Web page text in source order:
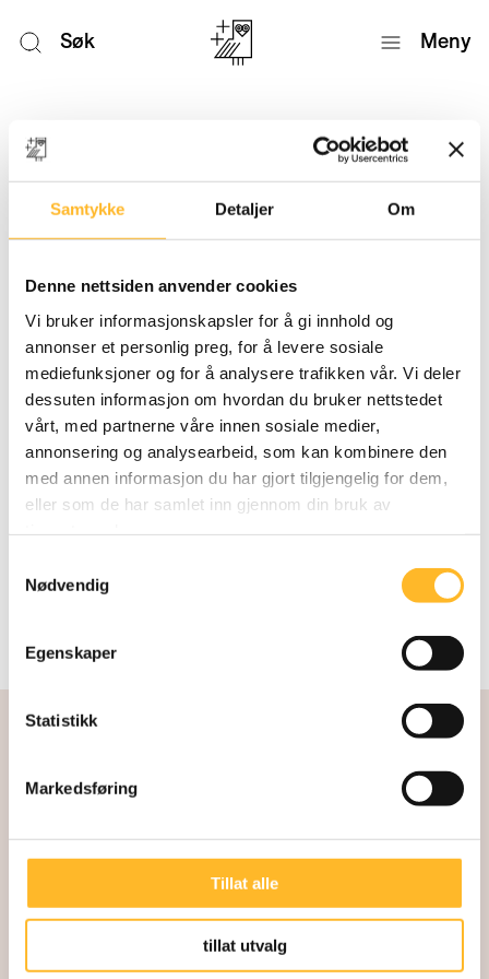
Samtykke Detaljer Om
Denne nettsiden anvender cookies
Vi bruker informasjonskapsler for å gi innhold og
annonser et personlig preg, for å levere sosiale
mediefunksjoner og for å analysere trafikken vår. Vi deler
dessuten informasjon om hvordan du bruker nettstedet
vårt, med partnerne våre innen sosiale medier,
annonsering og analysearbeid, som kan kombinere den
med annen informasjon du har gjort tilgjengelig for dem,
eller som de har samlet inn gjennom din bruk av
Nødvendig
Egenskaper
Statistikk
Markedsføring
Tillat alle
tillat utvalg
Søk Meny
Nyheter
Kunnskapssenter for lengre arbeidsliv
Direktør: Kari Østerud
Akersgata 32